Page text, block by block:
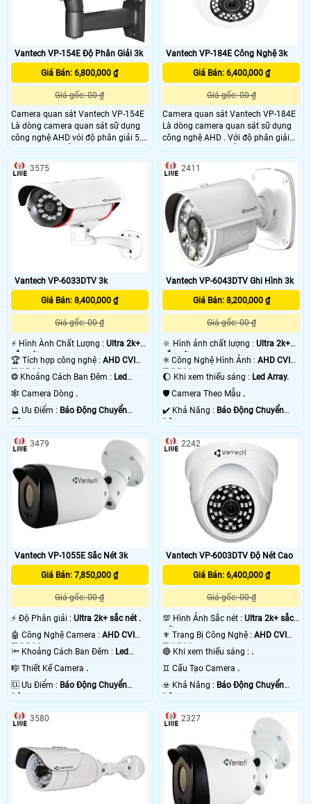
phủ từ 60-80m
Vantech VP-154E Độ Phân Giải 3k
Giá Bán: 6,800,000 ₫
Giá gốc: 00 ₫
Camera quan sát Vantech VP-154E
Là dòng camera quan sát sữ dụng
công nghệ AHD vói độ phân giải 5.0
Megapixel có hỗ trợ hồng ngoại với
tầm quét 50-60m giúp hình ảnh
hiển thị rõ nét cả ban đêm lẫn ban
ngày . Camera được thiết kế bắng
sắt,nhỏ gọn và chống chịu trong
những môi trường khắc nhiệt với
khả năng kháng nước IP 68
Vantech VP-184E Công Nghệ 3k
Giá Bán: 6,400,000 ₫
Giá gốc: 00 ₫
Camera quan sát Vantech VP-184E
Là dòng camera quan sát sữ dụng
công nghệ AHD . Với độ phân giải
5.0 Megapixel có hỗ trợ tầm quét
hồng ngoại 30-40m giúp hình ảnh
hiển thị rõ trong cả ban đêm và ban
phòng ,shop cửa hàng , kho xưởng
,siêu thị
Vantech VP-6033DTV 3k
Giá Bán: 8,400,000 ₫
Giá gốc: 00 ₫
️⚡ Hình Ành Chất Lượng : Ultra 2k+
sắc nét .
🏆 Tích hợp công nghệ : AHD CVI
TVI BCS.
❂ Khoảng Cách Ban Đêm : Led
Array.🕸️ Camera Dòng .
️🔮 Ưu Điểm : Báo Động Chuyển
Động.
3575
Vantech VP-6043DTV Ghi Hình 3k
Giá Bán: 8,200,000 ₫
Giá gốc: 00 ₫
🔆 Hình ảnh chất lượng :Ultra 2k+
sắc nét .
✳️ Công Nghệ Hình Ảnh :AHD CVI
TVI BCS.
🌔 Khi xem thiếu sáng : Led Array.
🛡 Camera Theo Mẫu .
️✔️ Khả Năng : Báo Động Chuyển
Động.
2411
Vantech VP-1055E Sắc Nét 3k
Giá Bán: 7,850,000 ₫
Giá gốc: 00 ₫
️⚡ Độ Phân giải : Ultra 2k+ sắc nét .
🤖️ Công Nghệ Camera : AHD CVI
TVI BCS.
🔦 Khoảng Cách Ban Đêm : Led
Array.🎼️ Thiết Kế Camera .
️🆑 Ưu Điểm : Báo Động Chuyển
Động.
3479
Vantech VP-6003DTV Độ Nét Cao
Giá Bán: 6,400,000 ₫
Giá gốc: 00 ₫
💯 Hình Ảnh Sắc nét :Ultra 2k+ sắc
nét .
⚜️ Trang Bị Công Nghệ :AHD CVI
TVI BCS.
🔴 Khi xem thiếu sáng : .
♊ Cấu Tạo Camera .
️☣️ Khả Năng : Báo Động Chuyển
Động.
2242
3580 2327